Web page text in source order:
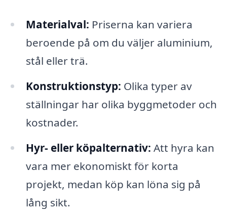
Materialval: Priserna kan variera
beroende på om du väljer aluminium,
stål eller trä.
Konstruktionstyp: Olika typer av
ställningar har olika byggmetoder och
kostnader.
Hyr- eller köpalternativ: Att hyra kan
vara mer ekonomiskt för korta
projekt, medan köp kan löna sig på
lång sikt.